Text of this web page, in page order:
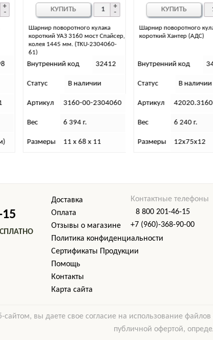
Шарнир поворотного кулака
короткий Хантер (АДС)
Внутренний код 34947
Статус В наличии
Артикул 42020.3160-50-2304060-00
Вес 6 240 г.
Размеры 12х75х12
КУПИТЬ
Шарнир пов кулака
Барс Бирфильд (Саратов)
Внутренний код
Статус Нет в
Артикул 3159-00-
Вес 5 360 г.
Размеры 10 х 60 х 10
Доставка
Оплата
Отзывы о магазине
Политика конфиденциальности
Cертификаты Продукции
Помощь
Контакты
Карта сайта
Контактные телефоны
8 800 201-46-15
+7 (960)-368-90-00
сайтом, вы даете свое согласие на использование
публичной офертой,